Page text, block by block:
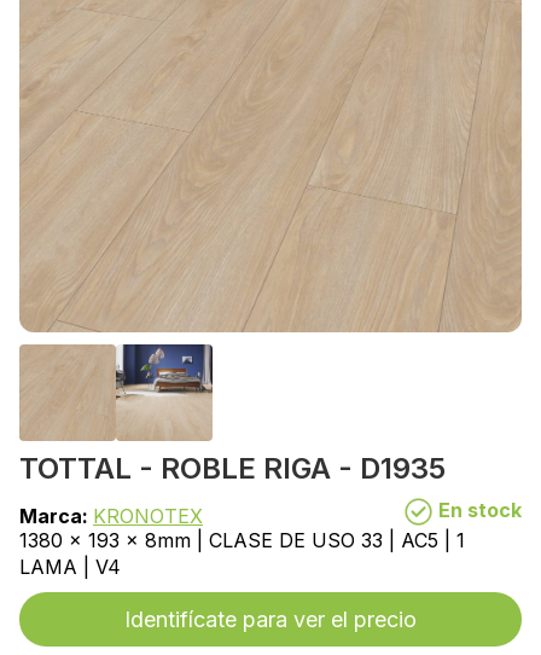
TOTTAL - ROBLE RIGA - D1935
Marca: KRONOTEX
En stock
1380 x 193 x 8mm | CLASE DE USO 33 | AC5 | 1
LAMA | V4
Identifícate para ver el precio